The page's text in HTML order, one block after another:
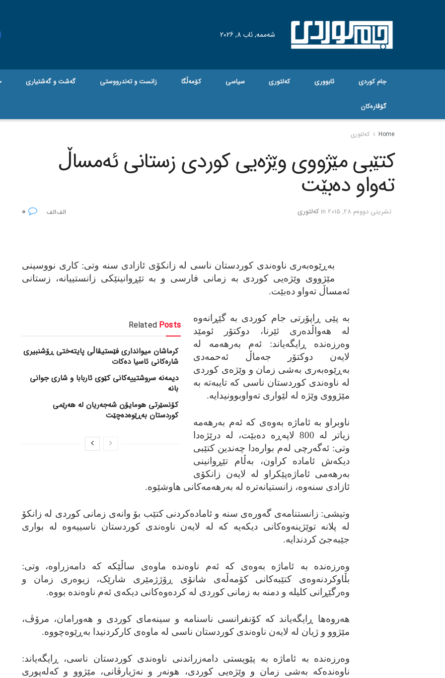
شەممە, ئاب 8, 2026
جام کوردی ئابووری کەلتوری سیاسی کۆمەڵگا زانست و تەندرووستی گه‌شت و گه‌شتیاری
گۆڤاره‌کان
Home کەلتوری
کتێبی مێژووی وێژه‌یی کوردی زستانی ئه‌مساڵ
ته‌واو ده‌بێت
تشرینی دووه‌م 28, 2015 in کەلتوری
به‌ڕێوه‌به‌ری ناوه‌ندی کوردستان ناسی له‌ زانکۆی ئازادی سنه‌ وتی: کاری نووسینی
مێژووی وێژه‌یی کوردی به‌ زمانی فارسی و به‌ تێڕوانینێکی زانستییانه‌، زستانی
ئه‌مساڵ ته‌واو ده‌بێت.
Related Posts
کرماشان میوانداری فێستیڤاڵی پایتەختی ڕۆشنبیری
شارەکانی ئاسیا دەکات
‎دیمەنە سروشتییەكانی كێوی ئاربابا و شاری جوانی
بانە
کۆنسێرتی هومایۆن شەجەریان لە هەرێمی
کوردستان بەڕێوەدەچێت
به‌ پێی ڕاپۆرتی جام کوردی به‌ گێڕانه‌وه‌
له‌ هه‌واڵده‌ری ئێرنا، دوکتۆر ئومێد
وه‌رزه‌نده‌ ڕایگه‌یاند: ئه‌م به‌رهه‌مه‌ له‌
لایه‌ن دوکتۆر جه‌ماڵ ئه‌حمه‌دی
به‌ڕێوه‌به‌ری به‌شی زمان و وێژه‌ی کوردی
له‌ ناوه‌ندی کوردستان ناسی که‌ تایبه‌ته‌ به‌
مێژووی وێژه‌ له‌ لێواری ته‌واوبوونیدایه‌.
ناوبراو به‌ ئاماژه‌ به‌وه‌ی که‌ ئه‌م به‌رهه‌مه‌
زیاتر له‌ 800 لاپه‌ڕه‌ ده‌بێت، له‌ درێژه‌دا
وتی: ئه‌گه‌رچی له‌م بواره‌دا چه‌ندین کتێبی
دیکه‌ش ئاماده‌ کراون، به‌ڵام تێڕوانینی
به‌رهه‌می ئاماژه‌پێکراو له‌ لایه‌ن زانکۆی
ئازادی سنه‌وه‌، زانستیانه‌تره‌ له‌ به‌رهه‌مه‌کانی هاوشێوه‌.
وتیشی: زانستنامه‌ی گه‌وره‌ی سنه‌ و ئاماده‌کردنی کتێب بۆ وانه‌ی زمانی کوردی له‌ زانکۆ
له‌ پلانه‌ توێژینه‌وه‌کانی دیکه‌یه‌ که‌ له‌ لایه‌ن ناوه‌ندی کوردستان ناسییه‌وه‌ له‌ بواری
جێبه‌جێ کردندایه‌.
وه‌رزه‌نده‌ به‌ ئاماژه‌ به‌وه‌ی که‌ ئه‌م ناوه‌نده‌ ماوه‌ی ساڵێکه‌ که‌ دامه‌زراوه‌، وتی:
بڵاوکردنه‌وه‌ی کتێبه‌کانی کۆمه‌ڵه‌ی شانۆی ڕۆژژمێری شارێک، زیوه‌ری زمان و
وه‌رگێڕانی کلیله‌ و دمنه‌ به‌ زمانی کوردی له‌ کرده‌وه‌کانی دیکه‌ی ئه‌م ناوه‌نده‌ بووه‌.
هه‌روه‌ها ڕایگه‌یاند که‌ کۆنفرانسی ناسنامه‌ و سینه‌مای کوردی و هه‌ورامان، مرۆڤ،
مێژوو و ژیان له‌ لایه‌ن ناوه‌ندی کوردستان ناسی له‌ ماوه‌ی کارکردنیدا به‌ڕێوه‌چووه‌.
وه‌رزه‌نده‌ به‌ ئاماژه‌ به‌ پێویستی دامه‌زراندنی ناوه‌ندی کوردستان ناسی، ڕایگه‌یاند:
ناوه‌نده‌که‌ به‌شی زمان و وێژه‌یی کوردی، هونه‌ر و نه‌ژیارڤانی، مێژوو و که‌له‌پوری